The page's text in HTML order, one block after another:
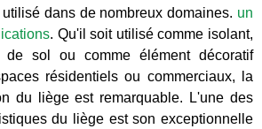
dans de nombreux domaines. un
. Qu'il soit utilisé comme isolant,
de sol ou comme élément décoratif
résidentiels ou commerciaux, la
du liège est remarquable. L'une des
du liège est son exceptionnelle